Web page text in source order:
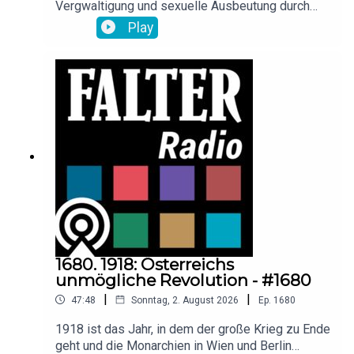
Vergwaltigung und sexuelle Ausbeutung durch
ihre Partner – Verbreitung und Mittäterschaft
fremder Männer im Internet. Das grausame
Pelicot erstmals globale Aufmerksamkeit
erreichte, ist viel weiter verbreitet, als bislang
vorstellbar war. Die Gesetze sind zu schwach,
das Wissen der Behörden bescheiden, so das
Resultat ihrer Recherche, berichten Nina
Horaczek und Florian Klenk im Gespräch mit
Raimund Löw.
Play
1680. 1918: Österreichs
unmögliche Revolution - #1680
47:48 | Sonntag, 2. August 2026 | Ep. 1680
1918 ist das Jahr, in dem der große Krieg zu Ende
geht und die Monarchien in Wien und Berlin